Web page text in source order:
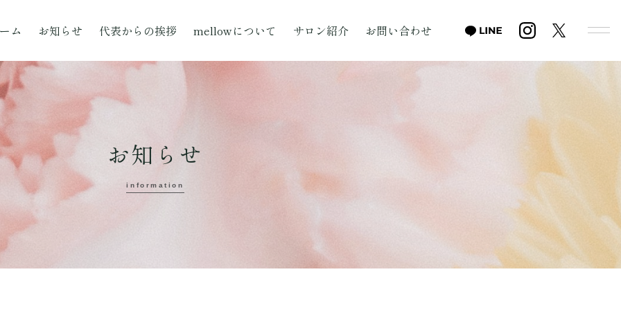
ム お知らせ 代表からの挨拶 mellowについて サロン紹介 お問い合わせ
お知らせ
information